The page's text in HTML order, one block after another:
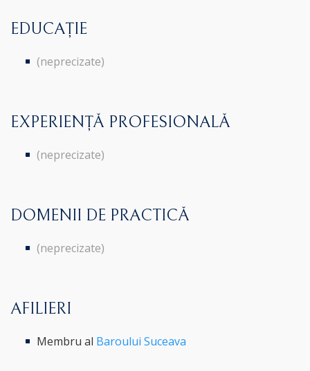
EDUCAȚIE
(neprecizate)
EXPERIENȚĂ PROFESIONALĂ
(neprecizate)
DOMENII DE PRACTICĂ
(neprecizate)
AFILIERI
Membru al Baroului Suceava